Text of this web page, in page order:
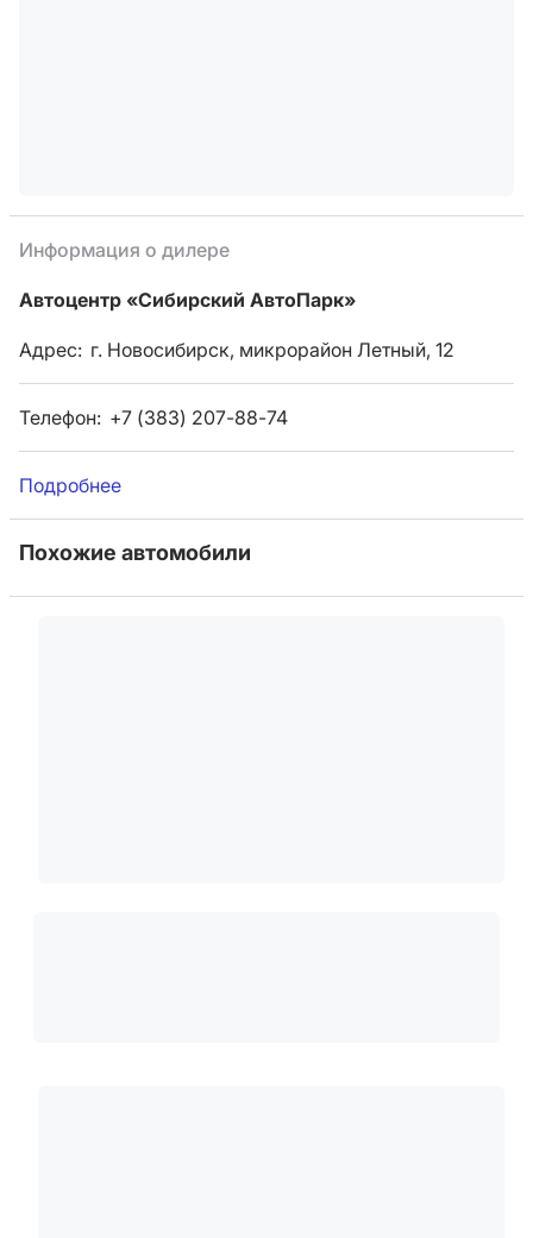
Информация о дилере
Автоцентр «Сибирский АвтоПарк»
Адрес: г. Новосибирск, микрорайон Летный, 12
Телефон: +7 (383) 207-88-74
Подробнее
Похожие автомобили